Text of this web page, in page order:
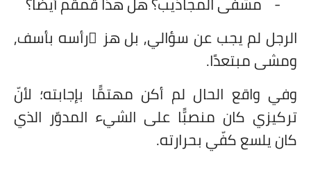
الرجل لم يجب عن سؤالي, بل هز ّرأسه بأسف,
ومشى مبتعدًا.
وفي واقع الحال لم أكن مهتمًّا بإجابته؛ لأنّ
تركيزي كان منصبًّا على الشيء المدوّر الذي
كان يلسع كفّي بحرارته.